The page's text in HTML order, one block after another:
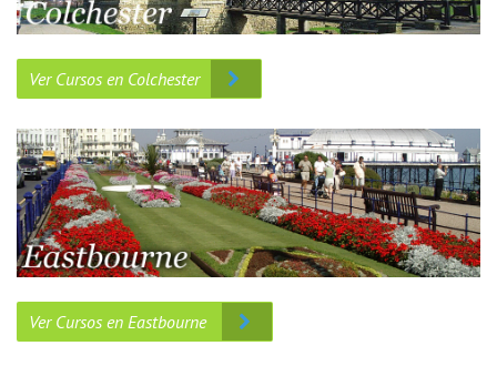
Ver Cursos en Colchester
Ver Cursos en Eastbourne